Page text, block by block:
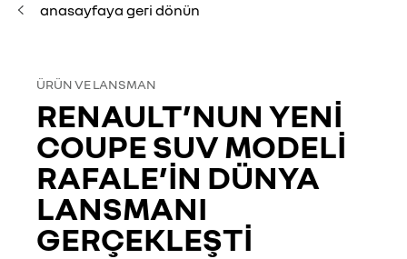
anasayfaya geri dönün
ÜRÜN VE LANSMAN
RENAULT’NUN YENİ
COUPE SUV MODELİ
RAFALE’İN DÜNYA
LANSMANI
GERÇEKLEŞTİ